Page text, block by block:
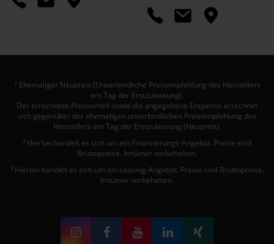
1 Ehemaliger Neupreis (Unverbindliche Preisempfehlung des Herstellers
am Tag der Erstzulassung).
Der errechnete Preisvorteil sowie die angegebene Ersparnis errechnet
sich gegenüber der ehemaligen unverbindlichen Preisempfehlung des
Herstellers am Tag der Erstzulassung (Neupreis).
2 Hierbei handelt es sich um ein Finanzierungs-Angebot. Preise sind
Bruttopreise. Irrtümer vorbehalten.
3 Hierbei handelt es sich um ein Leasing-Angebot. Preise sind Bruttopreise.
Irrtümer vorbehalten.